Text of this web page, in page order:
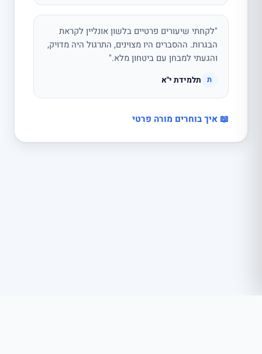
"לקחתי שיעורים פרטיים בלשון אונליין לקראת
הבגרות. ההסברים היו מצוינים, התרגול היה מדויק,
והגעתי למבחן עם ביטחון מלא."
ת תלמידת י"א
📖 איך בוחרים מורה פרטי